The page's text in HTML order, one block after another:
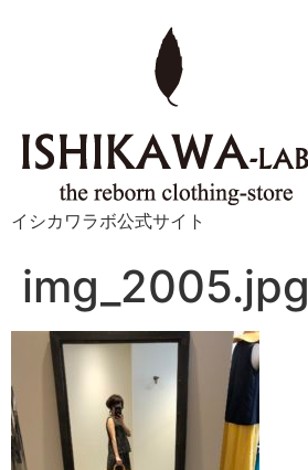
イシカワラボ公式サイト
img_2005.jpg